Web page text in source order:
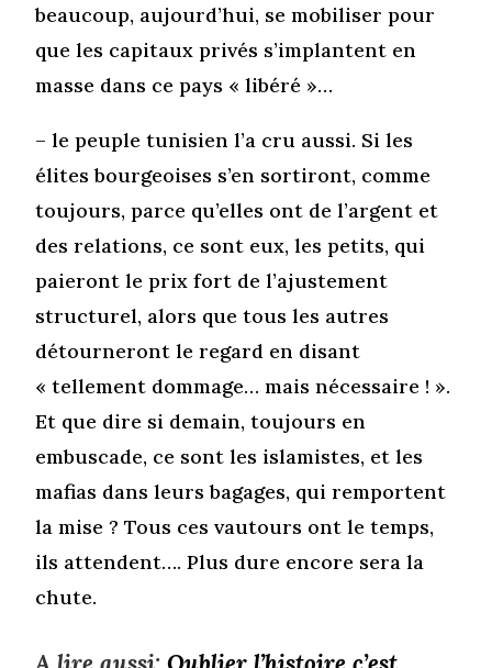
beaucoup, aujourd’hui, se mobiliser pour
que les capitaux privés s’implantent en
masse dans ce pays « libéré »…
– le peuple tunisien l’a cru aussi. Si les
élites bourgeoises s’en sortiront, comme
toujours, parce qu’elles ont de l’argent et
des relations, ce sont eux, les petits, qui
paieront le prix fort de l’ajustement
structurel, alors que tous les autres
détourneront le regard en disant
« tellement dommage… mais nécessaire ! ».
Et que dire si demain, toujours en
embuscade, ce sont les islamistes, et les
mafias dans leurs bagages, qui remportent
la mise ? Tous ces vautours ont le temps,
ils attendent…. Plus dure encore sera la
chute.